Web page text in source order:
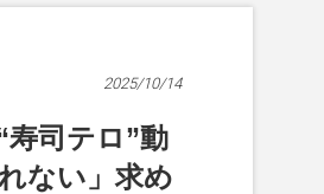
2025/10/14
寿司テロ”動
ない」求め